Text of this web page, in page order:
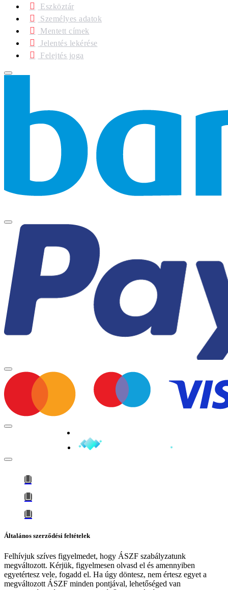
Eszköztár
Személyes adatok
Mentett címek
Jelentés lekérése
Felejtés joga
Általános szerződési feltételek
Felhívjuk szíves figyelmedet, hogy ÁSZF szabályzatunk
megváltozott. Kérjük, figyelmesen olvasd el és amennyiben
egyetértesz vele, fogadd el. Ha úgy döntesz, nem értesz egyet a
megváltozott ÁSZF minden pontjával, lehetőséged van